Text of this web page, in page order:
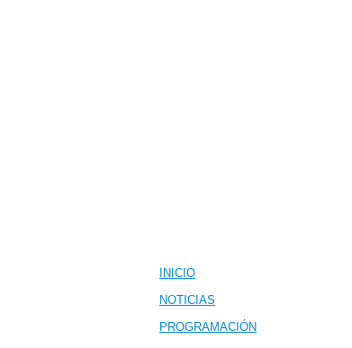
INICIO
NOTICIAS
PROGRAMACIÓN